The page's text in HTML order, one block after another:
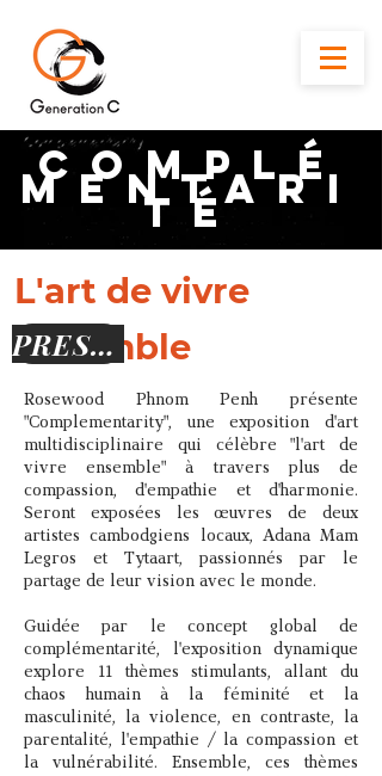
Complé
mentari
té
L'art de vivre
ensemble
PRESSE
Rosewood Phnom Penh présente
"Complementarity", une exposition d'art
multidisciplinaire qui célèbre "l'art de
vivre ensemble" à travers plus de
compassion, d'empathie et d'harmonie.
Seront exposées les œuvres de deux
artistes cambodgiens locaux, Adana Mam
Legros et Tytaart, passionnés par le
partage de leur vision avec le monde.
Guidée par le concept global de
complémentarité, l'exposition dynamique
explore 11 thèmes stimulants, allant du
chaos humain à la féminité et la
masculinité, la violence, en contraste, la
parentalité, l'empathie / la compassion et
la vulnérabilité. Ensemble, ces thèmes